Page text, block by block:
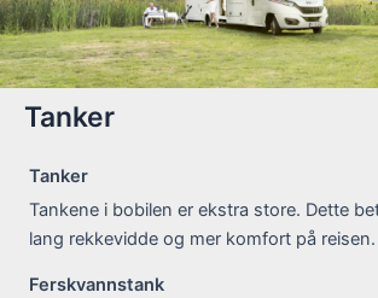
Tanker
Tanker
Tankene i bobilen er ekstra store. Dette
lang rekkevidde og mer komfort på reisen.
Ferskvannstank